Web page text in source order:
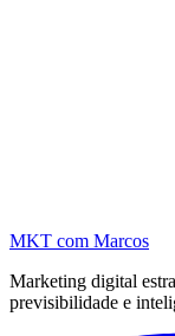
MKT com Marcos
Marketing digital
previsibilidade e